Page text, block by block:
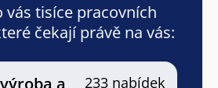
vás tisíce pracovních
čekají právě na vás:
a
233 nabídek